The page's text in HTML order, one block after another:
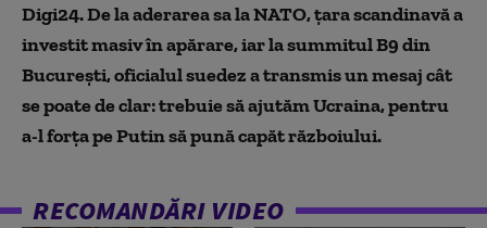
Digi24. De la aderarea sa la NATO, țara scandinavă a
investit masiv în apărare, iar la summitul B9 din
București, oficialul suedez a transmis un mesaj cât
se poate de clar: trebuie să ajutăm Ucraina, pentru
a-l forța pe Putin să pună capăt războiului.
RECOMANDĂRI VIDEO